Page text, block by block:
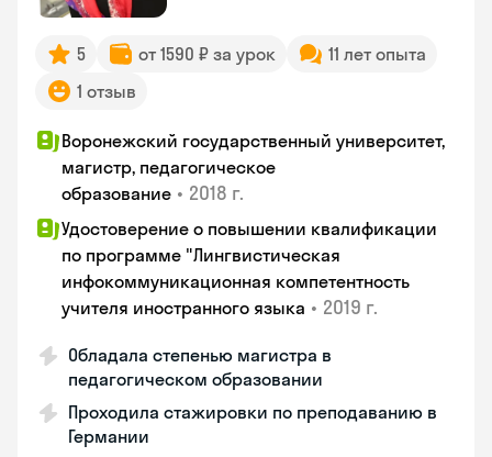
5 от 1590 ₽ за урок
11 лет опыта
1 отзыв
Воронежский государственный университет,
магистр, педагогическое
образование • 2018 г.
Удостоверение о повышении квалификации
по программе "Лингвистическая
инфокоммуникационная компетентность
учителя иностранного языка • 2019 г.
Обладала степенью магистра в
педагогическом образовании
Проходила стажировки по преподаванию в
Германии